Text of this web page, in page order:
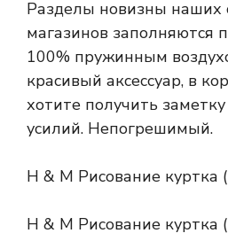
Разделы новизны наших
магазинов заполняются
100% пружинным
красивый аксессуар, в
хотите получить
усилий. Непогрешимый.
H & M Рисование куртка
H & M Рисование куртка